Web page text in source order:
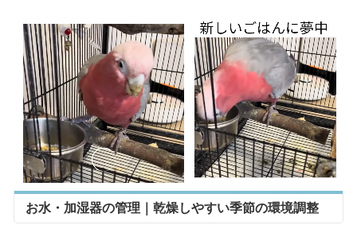
お水・加湿器の管理｜乾燥しやすい季節の環境調整